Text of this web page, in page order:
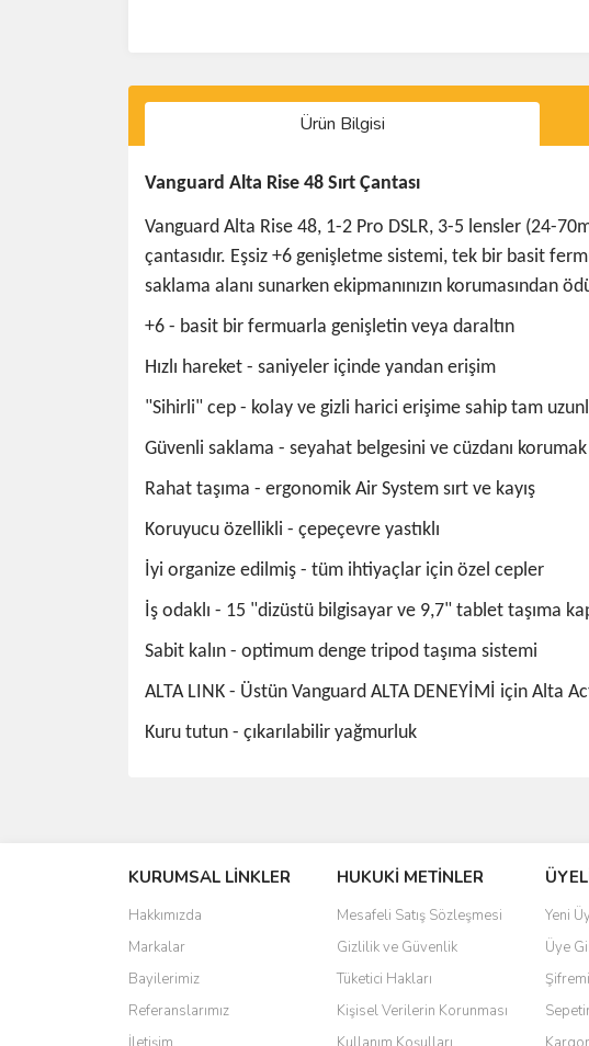
Ürün Bilgisi
Vanguard Alta Rise 48 Sırt Çantası
Vanguard Alta Rise 48, 1-2 Pro DSLR, 3-5 lensler (24-
çantasıdır. Eşsiz +6 genişletme sistemi, tek bir basit
saklama alanı sunarken ekipmanınızın korumasından
+6 - basit bir fermuarla genişletin veya daraltın
Hızlı hareket - saniyeler içinde yandan erişim
"Sihirli" cep - kolay ve gizli harici erişime sahip tam
Güvenli saklama - seyahat belgesini ve cüzdanı
Rahat taşıma - ergonomik Air System sırt ve kayış
Koruyucu özellikli - çepeçevre yastıklı
İyi organize edilmiş - tüm ihtiyaçlar için özel cepler
İş odaklı - 15 "dizüstü bilgisayar ve 9,7" tablet taşıma
Sabit kalın - optimum denge tripod taşıma sistemi
ALTA LINK - Üstün Vanguard ALTA DENEYİMİ için Alta
Kuru tutun - çıkarılabilir yağmurluk
Ürün resmi kalitesiz, bozuk veya görüntülenemiyor.
Ürün açıklamasında eksik bilgiler bulunuyor.
Ürün bilgilerinde hatalar bulunuyor.
Ürün fiyatı diğer sitelerden daha pahalı.
Bu ürüne benzer farklı alternatifler olmalı.
KURUMSAL LİNKLER
Hakkımızda
Markalar
Bayilerimiz
Referanslarımız
HUKUKİ METİNLER
Mesafeli Satış Sözleşmesi
Gizlilik ve Güvenlik
Tüketici Hakları
Kişisel Verilerin Korunması
Yeni
Üye